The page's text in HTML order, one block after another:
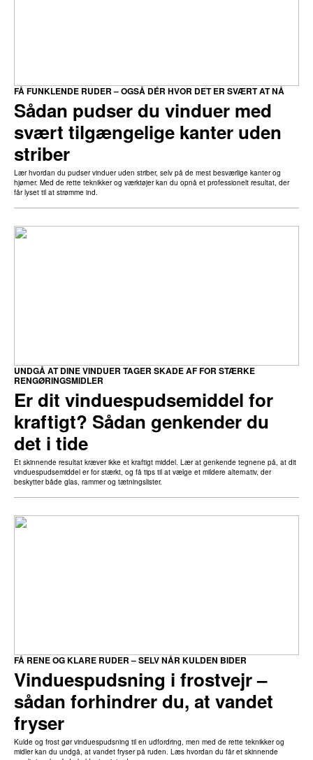
Sådan pudser du vinduer med
svært tilgængelige kanter uden
striber
FÅ FUNKLENDE RUDER – OGSÅ DÉR HVOR DET ER SVÆRT AT NÅ
Lær hvordan du pudser vinduer uden striber, selv på de mest besværlige kanter og
hjørner. Med de rette teknikker og værktøjer kan du opnå et professionelt resultat, der
får lyset til at strømme ind.
Er dit vinduespudsemiddel for
kraftigt? Sådan genkender du
det i tide
UNDGÅ AT DINE VINDUER TAGER SKADE AF FOR STÆRKE
RENGØRINGSMIDLER
Et skinnende resultat kræver ikke et kraftigt middel. Lær at genkende tegnene på, at dit
vinduespudsemiddel er for stærkt, og få tips til at vælge et mildere alternativ, der
beskytter både glas, rammer og tætningslister.
Vinduespudsning i frostvejr –
sådan forhindrer du, at vandet
fryser
FÅ RENE OG KLARE RUDER – SELV NÅR KULDEN BIDER
Kulde og frost gør vinduespudsning til en udfordring, men med de rette teknikker og
midler kan du undgå, at vandet fryser på ruden. Læs hvordan du får et skinnende